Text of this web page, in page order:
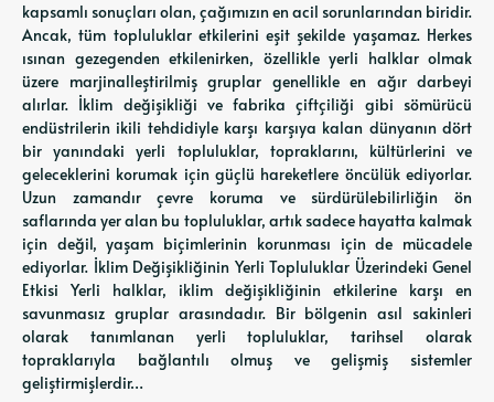
kapsamlı sonuçları olan, çağımızın en acil sorunlarından biridir.
Ancak, tüm topluluklar etkilerini eşit şekilde yaşamaz. Herkes
ısınan gezegenden etkilenirken, özellikle yerli halklar olmak
üzere marjinalleştirilmiş gruplar genellikle en ağır darbeyi
alırlar. İklim değişikliği ve fabrika çiftçiliği gibi sömürücü
endüstrilerin ikili tehdidiyle karşı karşıya kalan dünyanın dört
bir yanındaki yerli topluluklar, topraklarını, kültürlerini ve
geleceklerini korumak için güçlü hareketlere öncülük ediyorlar.
Uzun zamandır çevre koruma ve sürdürülebilirliğin ön
saflarında yer alan bu topluluklar, artık sadece hayatta kalmak
için değil, yaşam biçimlerinin korunması için de mücadele
ediyorlar. İklim Değişikliğinin Yerli Topluluklar Üzerindeki Genel
Etkisi Yerli halklar, iklim değişikliğinin etkilerine karşı en
savunmasız gruplar arasındadır. Bir bölgenin asıl sakinleri
olarak tanımlanan yerli topluluklar, tarihsel olarak
topraklarıyla bağlantılı olmuş ve gelişmiş sistemler
geliştirmişlerdir…